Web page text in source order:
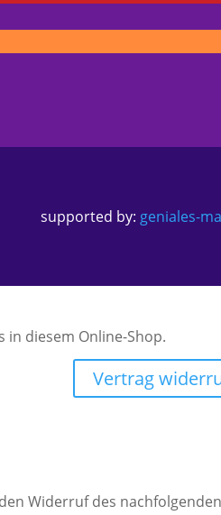
supported by: geniales-
diesem Online-Shop.
Vertrag
Widerruf des